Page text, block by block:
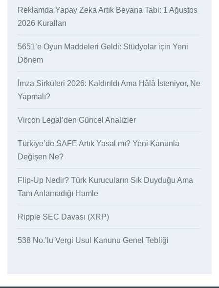
Reklamda Yapay Zeka Artık Beyana Tabi: 1 Ağustos
2026 Kuralları
5651’e Oyun Maddeleri Geldi: Stüdyolar için Yeni
Dönem
İmza Sirküleri 2026: Kaldırıldı Ama Hâlâ İsteniyor, Ne
Yapmalı?
Vircon Legal’den Güncel Analizler
Türkiye’de SAFE Artık Yasal mı? Yeni Kanunla
Değişen Ne?
Flip-Up Nedir? Türk Kurucuların Sık Duyduğu Ama
Tam Anlamadığı Hamle
Ripple SEC Davası (XRP)
538 No.’lu Vergi Usul Kanunu Genel Tebliği